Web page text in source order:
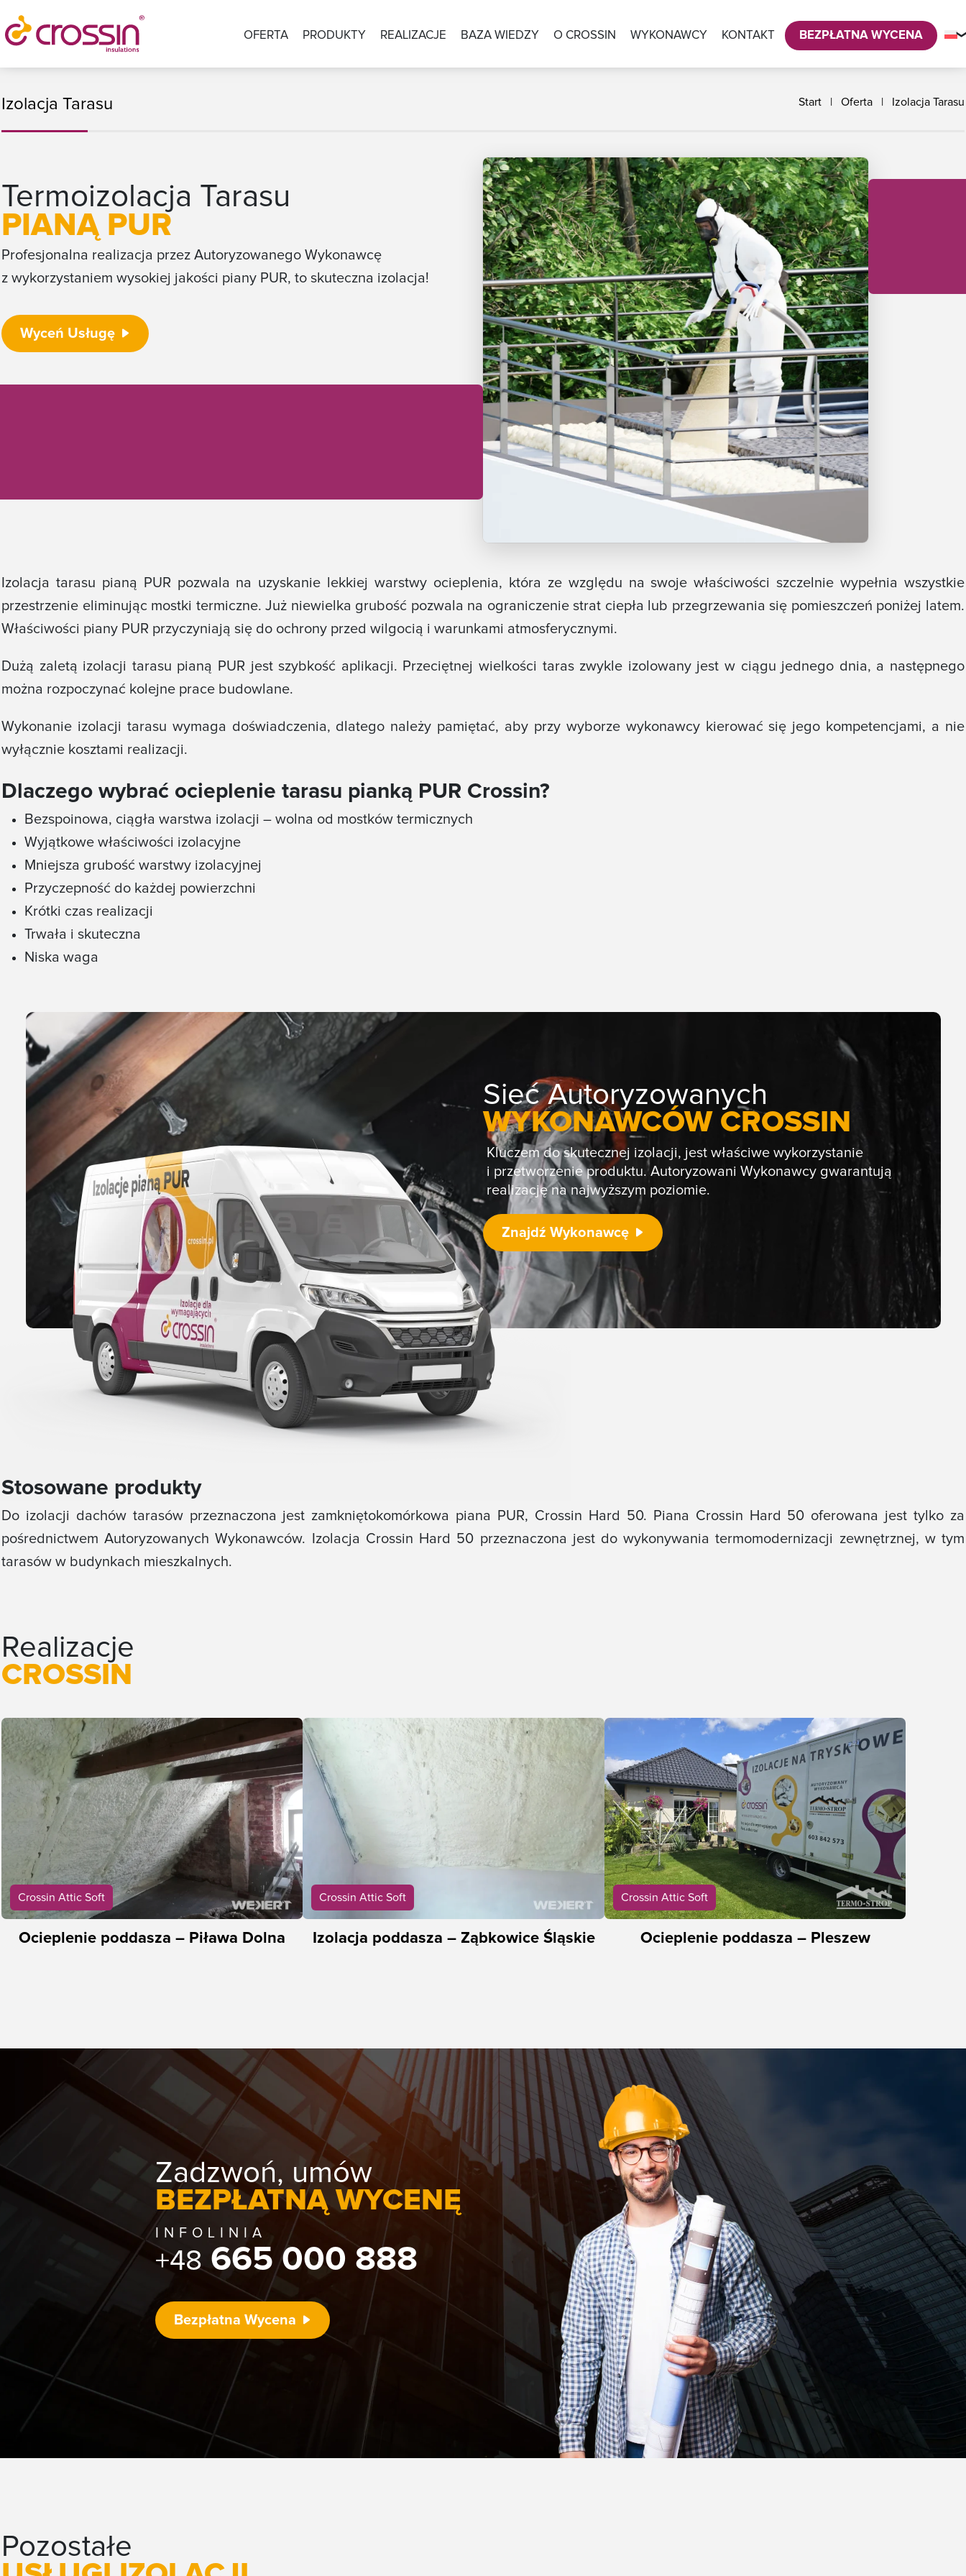
OFERTA PRODUKTY REALIZACJE BAZA WIEDZY O CROSSIN WYKONAWCY KONTAKT BEZPŁATNA WYCENA
Start Oferta Izolacja Tarasu
Izolacja Tarasu
Termoizolacja Tarasu
PIANĄ PUR
Profesjonalna realizacja przez Autoryzowanego Wykonawcę
z wykorzystaniem wysokiej jakości piany PUR, to skuteczna izolacja!
Wyceń Usługę
Izolacja tarasu pianą PUR pozwala na uzyskanie lekkiej warstwy ocieplenia, która ze względu na swoje właściwości szczelnie wypełnia wszystkie
przestrzenie eliminując mostki termiczne. Już niewielka grubość pozwala na ograniczenie strat ciepła lub przegrzewania się pomieszczeń poniżej latem.
Właściwości piany PUR przyczyniają się do ochrony przed wilgocią i warunkami atmosferycznymi.
Dużą zaletą izolacji tarasu pianą PUR jest szybkość aplikacji. Przeciętnej wielkości taras zwykle izolowany jest w ciągu jednego dnia, a następnego
można rozpoczynać kolejne prace budowlane.
Wykonanie izolacji tarasu wymaga doświadczenia, dlatego należy pamiętać, aby przy wyborze wykonawcy kierować się jego kompetencjami, a nie
wyłącznie kosztami realizacji.
Dlaczego wybrać ocieplenie tarasu pianką PUR Crossin?
Bezspoinowa, ciągła warstwa izolacji – wolna od mostków termicznych
Wyjątkowe właściwości izolacyjne
Mniejsza grubość warstwy izolacyjnej
Przyczepność do każdej powierzchni
Krótki czas realizacji
Trwała i skuteczna
Niska waga
Sieć Autoryzowanych
WYKONAWCÓW CROSSIN
Kluczem do skutecznej izolacji, jest właściwe wykorzystanie
i przetworzenie produktu. Autoryzowani Wykonawcy gwarantują
realizację na najwyższym poziomie.
Znajdź Wykonawcę
Stosowane produkty
Do izolacji dachów tarasów przeznaczona jest zamkniętokomórkowa piana PUR, Crossin Hard 50. Piana Crossin Hard 50 oferowana jest tylko za
pośrednictwem Autoryzowanych Wykonawców. Izolacja Crossin Hard 50 przeznaczona jest do wykonywania termomodernizacji zewnętrznej, w tym
tarasów w budynkach mieszkalnych.
Realizacje
CROSSIN
Crossin Attic Soft
Ocieplenie poddasza – Piława Dolna
Crossin Attic Soft
Izolacja poddasza – Ząbkowice Śląskie
Crossin Attic Soft
Ocieplenie poddasza – Pleszew
Zadzwoń, umów
BEZPŁATNĄ WYCENĘ
INFOLINIA
+48665 000 888
Bezpłatna Wycena
Pozostałe